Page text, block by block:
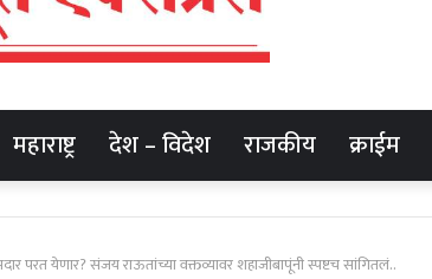
महाराष्ट्र देश – विदेश राजकीय क्राईम
परत येणार? संजय राऊतांच्या वक्तव्यावर शहाजीबापूंनी स्पष्टच सांगितलं..